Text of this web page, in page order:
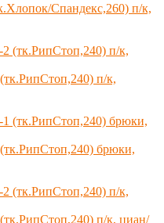
Спандекс,260) п/к,
п/к,
брюки,
п/к, циан/